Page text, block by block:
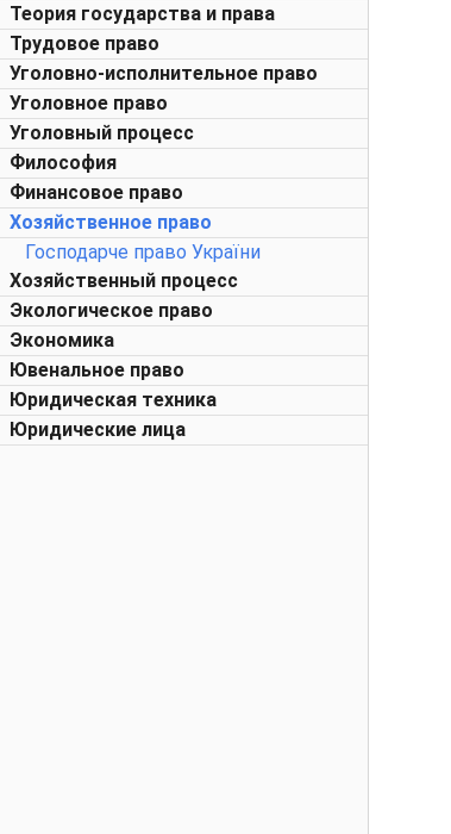
Теория государства и права
Трудовое право
Уголовно-исполнительное право
Уголовное право
Уголовный процесс
Философия
Финансовое право
Хозяйственное право
Господарче право України
Хозяйственный процесс
Экологическое право
Экономика
Ювенальное право
Юридическая техника
Юридические лица